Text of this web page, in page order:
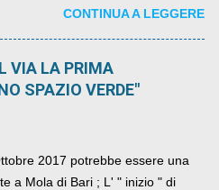
CONTINUA A LEGGERE
VIA LA PRIMA
SPAZIO VERDE"
2017 potrebbe essere una
a Mola di Bari ; L' " inizio " di